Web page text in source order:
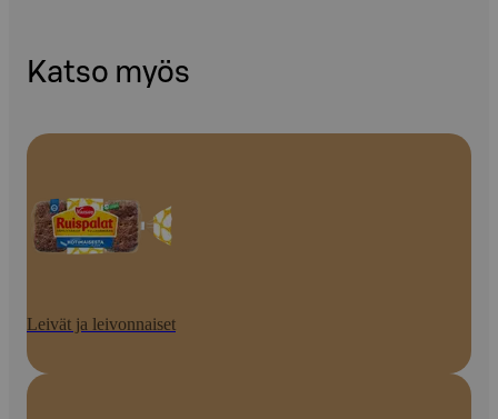
Katso myös
Leivät ja leivonnaiset